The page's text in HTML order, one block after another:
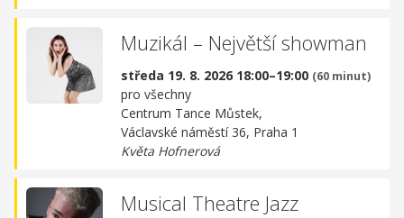
Muzikál – Největší showman
středa 19. 8. 2026 18:00–19:00 (60 minut)
pro všechny
Centrum Tance Můstek,
Václavské náměstí 36, Praha 1
Květa Hofnerová
Musical Theatre Jazz